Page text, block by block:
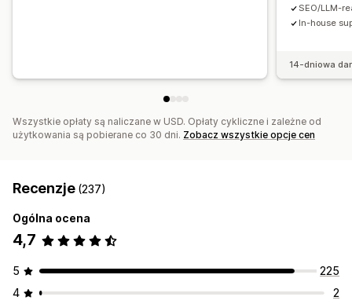
SEO/LLM-
In-house
14-dniowa
Wszystkie opłaty są naliczane w USD. Opłaty cykliczne i zależne od
użytkowania są pobierane co 30 dni. Zobacz wszystkie opcje cen
Recenzje (237)
Ogólna ocena
4,7
5
225
4
2